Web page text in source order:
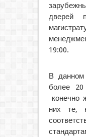
дверей
19:00.
В данном
более 20
конечно
них те,